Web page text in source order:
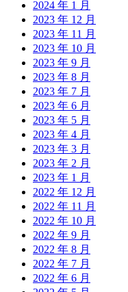
2024 年 1 月
2023 年 12 月
2023 年 11 月
2023 年 10 月
2023 年 9 月
2023 年 8 月
2023 年 7 月
2023 年 6 月
2023 年 5 月
2023 年 4 月
2023 年 3 月
2023 年 2 月
2023 年 1 月
2022 年 12 月
2022 年 11 月
2022 年 10 月
2022 年 9 月
2022 年 8 月
2022 年 7 月
2022 年 6 月